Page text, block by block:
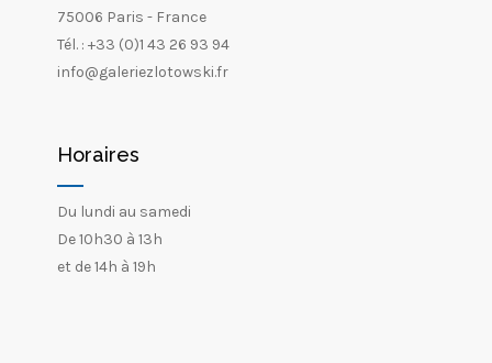
75006 Paris - France
Tél. : +33 (0)1 43 26 93 94
info@galeriezlotowski.fr
Horaires
Du lundi au samedi
De 10h30 à 13h
et de 14h à 19h